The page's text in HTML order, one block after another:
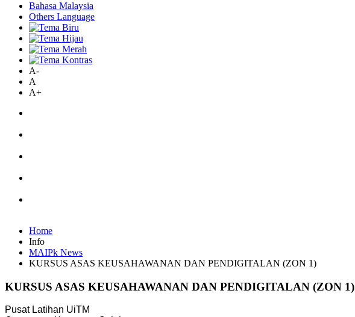
Bahasa Malaysia
Others Language
A-
A
A+
Home
Info
MAIPk News
KURSUS ASAS KEUSAHAWANAN DAN PENDIGITALAN (ZON 1)
KURSUS ASAS KEUSAHAWANAN DAN PENDIGITALAN (ZON 1)
Pusat Latihan UiTM